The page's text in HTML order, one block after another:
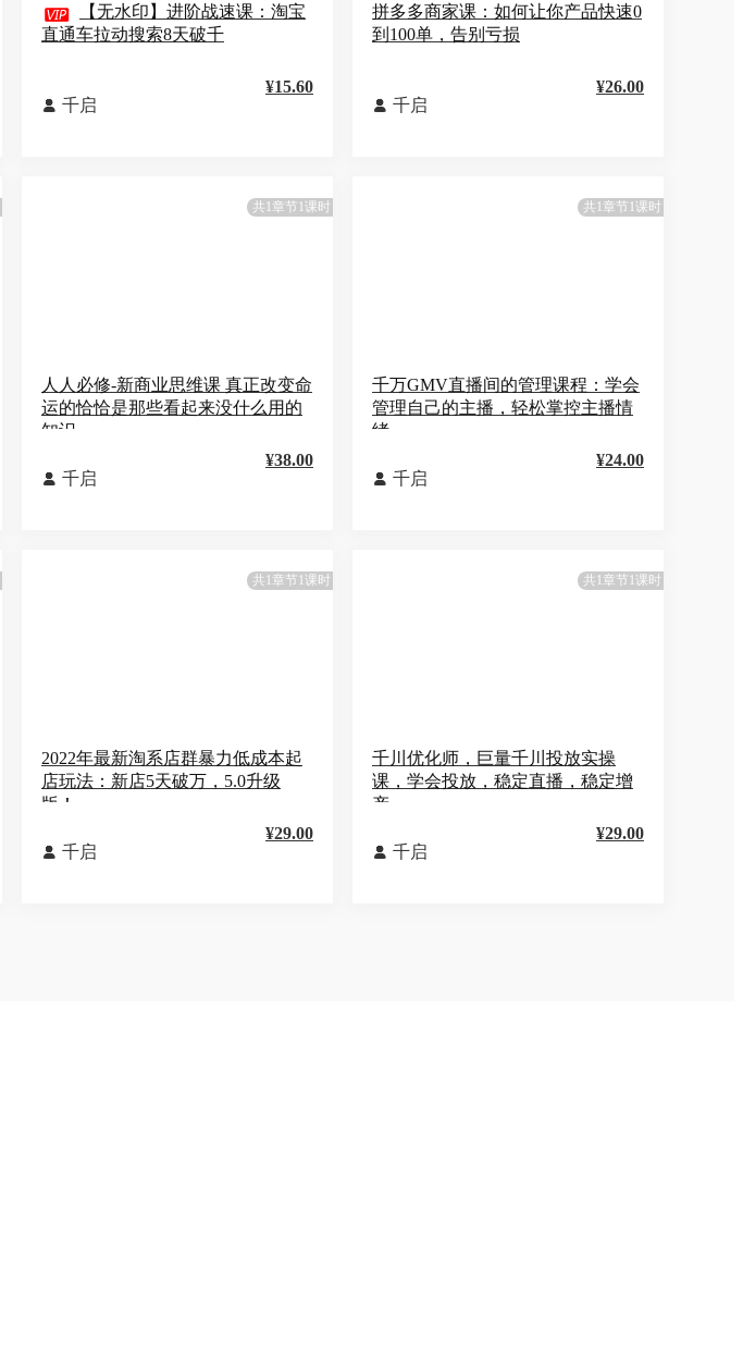

【无水印】进阶战速课：淘宝
直通车拉动搜索8天破千
 千启
¥15.60
拼多多商家课：如何让你产品快速0
到100单，告别亏损
 千启
¥26.00
共1章节1课时
人人必修-新商业思维课 真正改变命
运的恰恰是那些看起来没什么用的
知识
 千启
¥38.00
共1章节1课时
千万GMV直播间的管理课程：学会
管理自己的主播，轻松掌控主播情
绪
 千启
¥24.00
共1章节1课时
2022年最新淘系店群暴力低成本起
店玩法：新店5天破万，5.0升级
版！
 千启
¥29.00
共1章节1课时
千川优化师，巨量千川投放实操
课，学会投放，稳定直播，稳定增
产
 千启
¥29.00